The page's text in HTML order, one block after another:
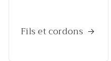
Fils et cordons